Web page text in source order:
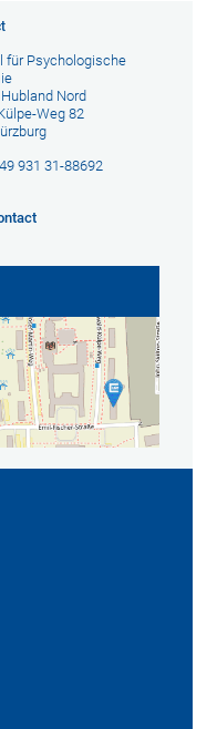
für Psychologische
Nord
Weg 82
931 31-88692